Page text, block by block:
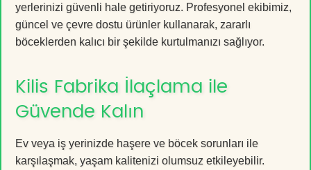
yerlerinizi güvenli hale getiriyoruz. Profesyonel ekibimiz,
güncel ve çevre dostu ürünler kullanarak, zararlı
böceklerden kalıcı bir şekilde kurtulmanızı sağlıyor.
Kilis Fabrika İlaçlama ile
Güvende Kalın
Ev veya iş yerinizde haşere ve böcek sorunları ile
karşılaşmak, yaşam kalitenizi olumsuz etkileyebilir.